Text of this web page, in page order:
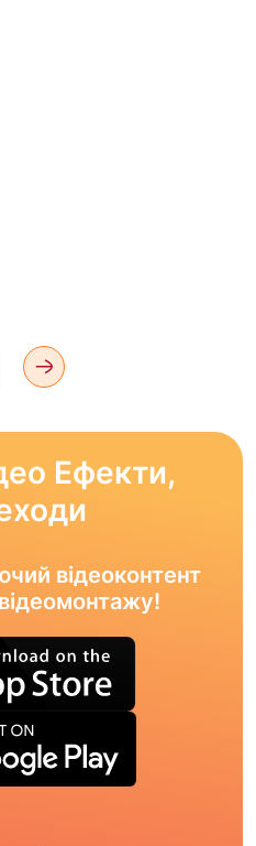
Ефекти,
відеоконтент